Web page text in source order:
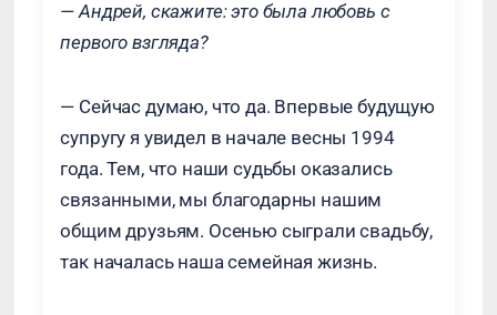
— Андрей, скажите: это была любовь с
первого взгляда?
— Сейчас думаю, что да. Впервые будущую
супругу я увидел в начале весны 1994
года. Тем, что наши судьбы оказались
связанными, мы благодарны нашим
общим друзьям. Осенью сыграли свадьбу,
так началась наша семейная жизнь.